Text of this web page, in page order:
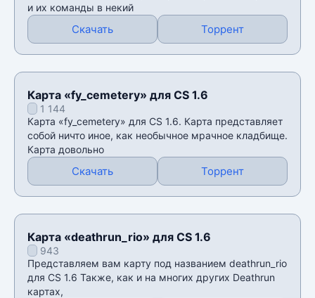
и их команды в некий
Скачать Торрент
Карта «fy_cemetery» для CS 1.6
1 144
Карта «fy_cemetery» для CS 1.6. Карта представляет
собой ничто иное, как необычное мрачное кладбище.
Карта довольно
Скачать Торрент
Карта «deathrun_rio» для CS 1.6
943
Представляем вам карту под названием deathrun_rio
для CS 1.6 Также, как и на многих других Deathrun
картах,